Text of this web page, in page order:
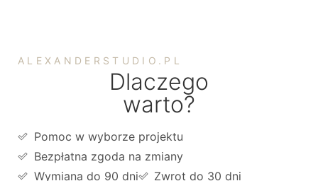
ALEXANDERSTUDIO.PL
Dlaczego
warto?
Pomoc w wyborze projektu
Bezpłatna zgoda na zmiany
Wymiana do 90 dni
Zwrot do 30 dni